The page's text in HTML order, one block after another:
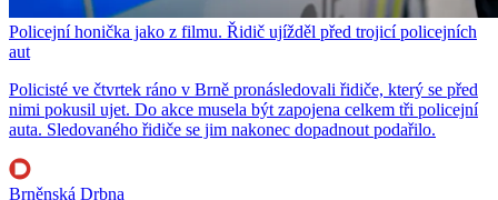
Policejní honička jako z filmu. Řidič ujížděl před trojicí policejních
aut
Policisté ve čtvrtek ráno v Brně pronásledovali řidiče, který se před
nimi pokusil ujet. Do akce musela být zapojena celkem tři policejní
auta. Sledovaného řidiče se jim nakonec dopadnout podařilo.
Brněnská Drbna